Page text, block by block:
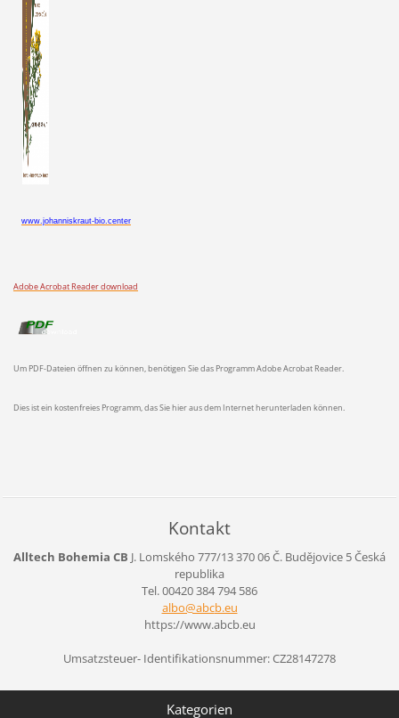
www.johanniskraut-bio.center
Adobe Acrobat Reader download
Um PDF-Dateien öffnen zu können, benötigen Sie das Programm Adobe Acrobat Reader.
Dies ist ein kostenfreies Programm, das Sie hier aus dem Internet herunterladen können.
Kontakt
Alltech Bohemia CB J. Lomského 777/13370 06 Č. Budějovice 5Česká
republika
Tel. 00420 384 794 586
albo@abcb.eu
https://www.abcb.eu
Umsatzsteuer- Identifikationsnummer: CZ28147278
Kategorien